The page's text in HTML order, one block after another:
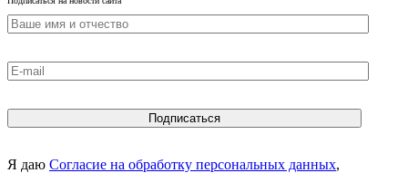
Я даю Согласие на обработку персональных данных,